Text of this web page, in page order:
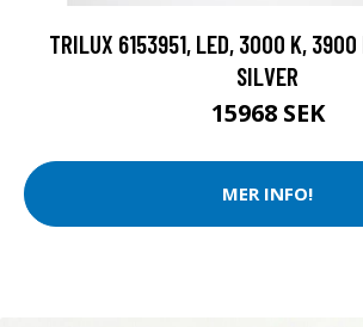
TRILUX 6153951, LED, 3000 K, 3900
SILVER
15968 SEK
MER INFO!